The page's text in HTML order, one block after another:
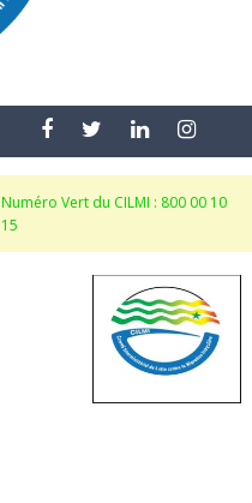
Numéro Vert du CILMI : 800 00 10
15